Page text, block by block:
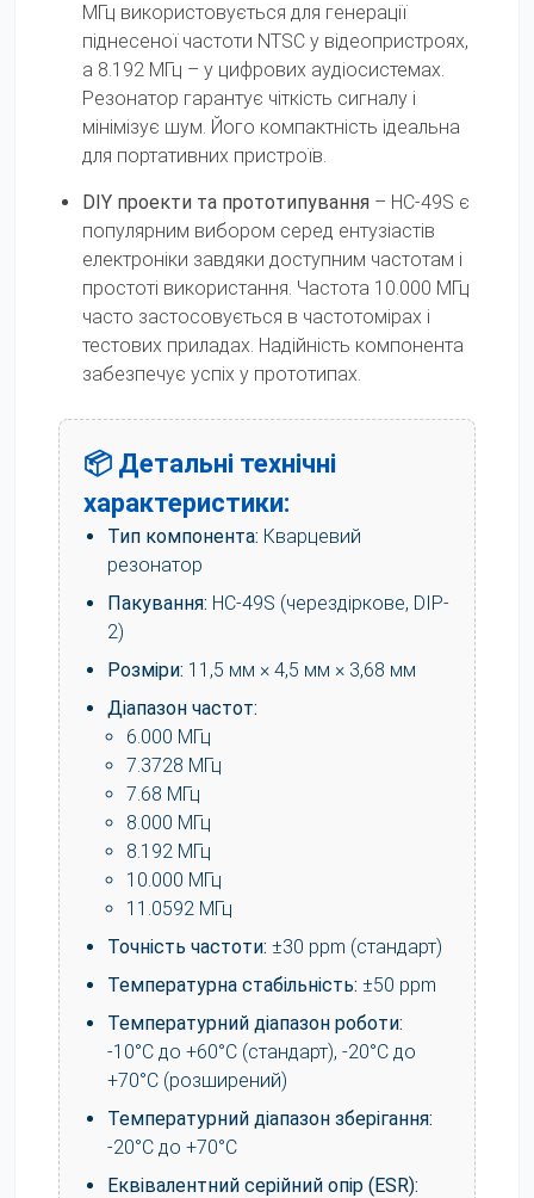
МГц використовується для генерації
піднесеної частоти NTSC у відеопристроях,
а 8.192 МГц – у цифрових аудіосистемах.
Резонатор гарантує чіткість сигналу і
мінімізує шум. Його компактність ідеальна
для портативних пристроїв.
DIY проекти та прототипування – HC-49S є
популярним вибором серед ентузіастів
електроніки завдяки доступним частотам і
простоті використання. Частота 10.000 МГц
часто застосовується в частотомірах і
тестових приладах. Надійність компонента
забезпечує успіх у прототипах.
📦 Детальні технічні
характеристики:
Тип компонента: Кварцевий
резонатор
Пакування: HC-49S (черездіркове, DIP-
2)
Розміри: 11,5 мм × 4,5 мм × 3,68 мм
Діапазон частот:
6.000 МГц
7.3728 МГц
7.68 МГц
8.000 МГц
8.192 МГц
10.000 МГц
11.0592 МГц
Точність частоти: ±30 ppm (стандарт)
Температурна стабільність: ±50 ppm
Температурний діапазон роботи:
-10°C до +60°C (стандарт), -20°C до
+70°C (розширений)
Температурний діапазон зберігання:
-20°C до +70°C
Еквівалентний серійний опір (ESR):